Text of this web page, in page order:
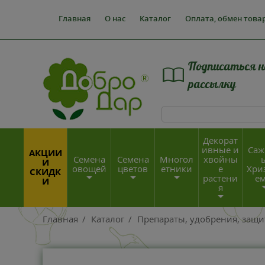
Главная О нас Каталог Оплата, обмен
Подписаться
рассылку
АКЦИИ
И
СКИДК
И
Семена
овощей
Семена
цветов
Многол
етники
Декорат
ивные и
хвойны
е
растени
я
Главная / Каталог / Препараты, удобрения,